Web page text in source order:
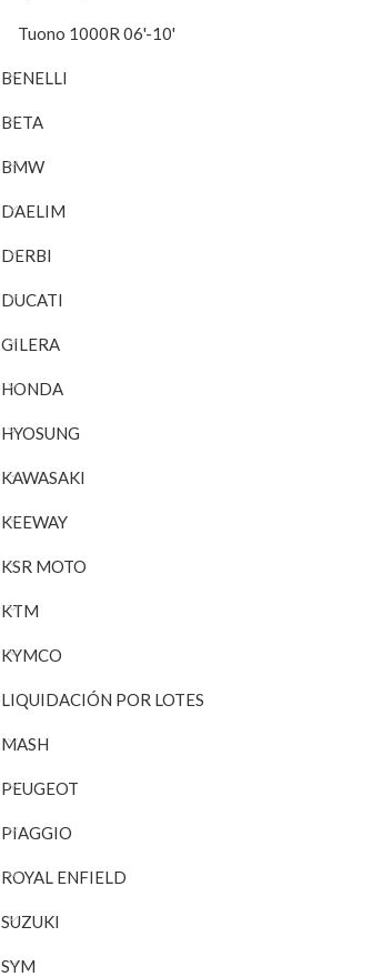
Tuono 1000R 06'-10'
BENELLI
BETA
BMW
DAELIM
DERBI
DUCATI
GILERA
HONDA
HYOSUNG
KAWASAKI
KEEWAY
KSR MOTO
KTM
KYMCO
LIQUIDACIÓN POR LOTES
MASH
PEUGEOT
PIAGGIO
ROYAL ENFIELD
SUZUKI
SYM